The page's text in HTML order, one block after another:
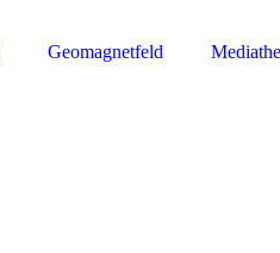
Geomagnetfeld